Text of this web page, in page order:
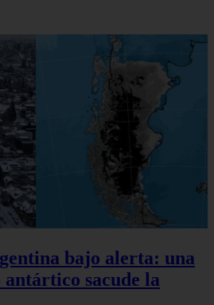
bajo alerta: una
sacude la